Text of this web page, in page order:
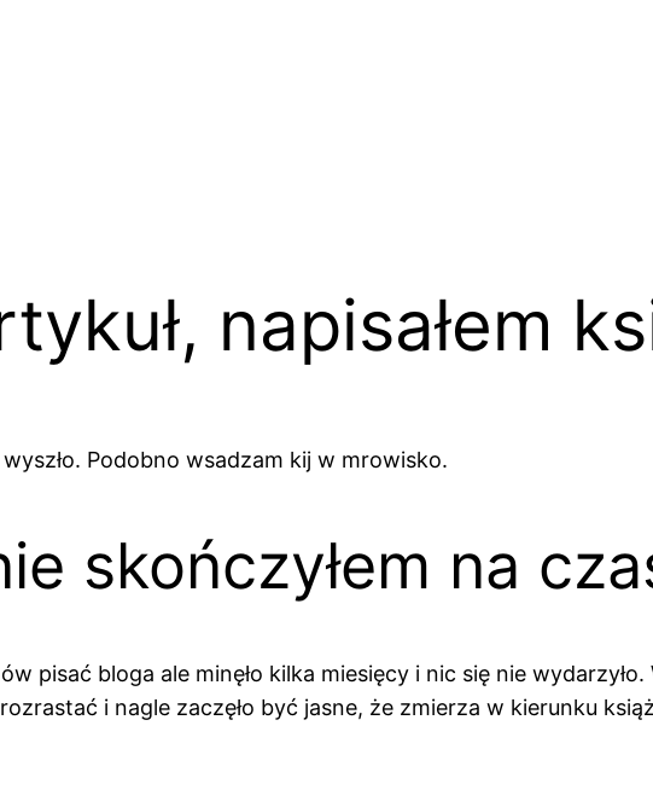
napisałem
Podobno wsadzam kij w mrowisko.
skończyłem na
pisać bloga ale minęło kilka miesięcy i nic się nie
i nagle zaczęło być jasne, że zmierza w kierunku